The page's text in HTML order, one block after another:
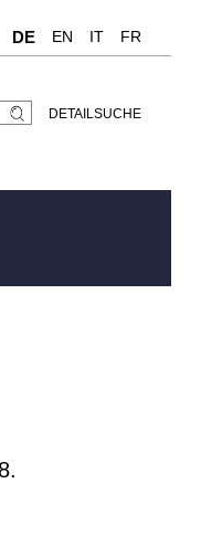
DE EN IT FR
DETAILSUCHE